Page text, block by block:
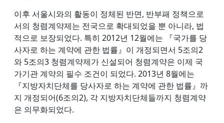
이후 서울시와의 활동이 정체된 반면, 반부패 정책으로
서의 청렴계약제는 전국으로 확대되었을 뿐 아니라, 법
적으로 보장되었다. 특히 2012년 12월에는 『국가를 당
사자로 하는 계약에 관한 법률』이 개정되면서 5조의2
와 5조의3 청렴계약제가 신설되어 청렴계약은 이제 국
가기관 계약의 필수 조건이 되었다. 2013년 8월에는
『지방자치단체를 당사자로 하는 계약에 관한 법률』까
지 개정되어(6조의2), 각 지방자치단체들까지 청렴계약
은 의무화되었다.